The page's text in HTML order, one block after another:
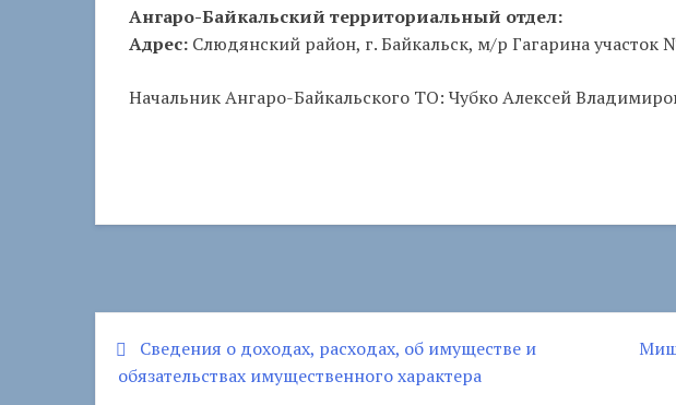
Ангаро-Байкальский территориальный отдел:
Адрес: Слюдянский район, г. Байкальск, м/р Гагарина участок
Начальник Ангаро-Байкальского ТО: Чубко Алексей
Навигация
Сведения о доходах, расходах, об имуществе и
обязательствах имущественного характера